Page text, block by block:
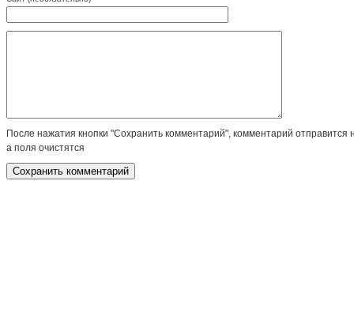
После нажатия кнопки "Сохранить комментарий", комментарий отправится
а поля очистятся